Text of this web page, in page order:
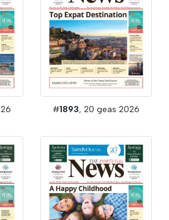
#1893, 20 geas 2026